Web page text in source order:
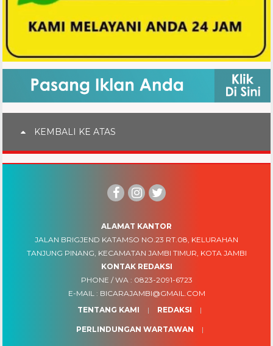
KEMBALI KE ATAS
ALAMAT KANTOR
JALAN BRIGJEND KATAMSO NO.23 RT.08, KELURAHAN
TANJUNG PINANG, KECAMATAN JAMBI TIMUR, KOTA JAMBI
KONTAK REDAKSI
PHONE / WA : 0823-2091-6723
E-MAIL : BICARAJAMBI@GMAIL.COM
TENTANG KAMI
REDAKSI
PERLINDUNGAN WARTAWAN